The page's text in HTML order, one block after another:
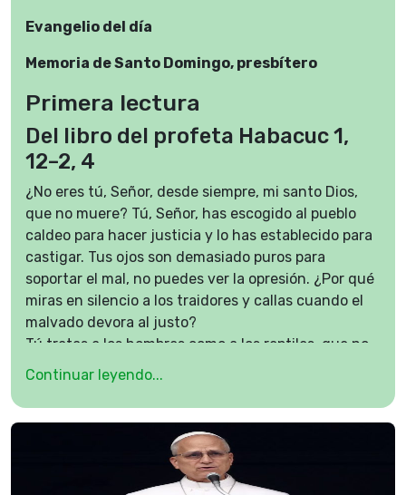
Evangelio del día
Memoria de Santo Domingo, presbítero
Primera lectura
Del libro del profeta Habacuc 1,
12–2, 4
¿No eres tú, Señor, desde siempre, mi santo Dios,
que no muere? Tú, Señor, has escogido al pueblo
caldeo para hacer justicia y lo has establecido para
castigar. Tus ojos son demasiado puros para
soportar el mal, no puedes ver la opresión. ¿Por qué
miras en silencio a los traidores y callas cuando el
malvado devora al justo?
Tú tratas a los hombres como a los reptiles, que no
tienen dueño, como a los peces del mar: el pueblo
caldeo los pesca con anzuelo, los atrae a su red, los
va amontonando y luego ríe satisfecho. Después
ofrece sacrificios a su anzuelo e incienso a su red,
porque le dieron rica presa y comida sustanciosa.
¿Y vas a permitir que siga llenando sus redes y
Continuar leyendo...